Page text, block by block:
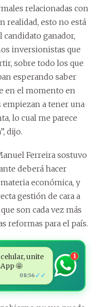
relacionadas con
realidad, esto no está
candidato ganador,
inversionistas que
sobre todo los que
esperando saber
en el momento en
empiezan a tener una
lo cual me parece
dijo.
Ferreira sostuvo
deberá hacer
económica, y
gestión de cara a
son cada vez más
reformas para el país.
unite
🤩
08:56 ✓✓
1